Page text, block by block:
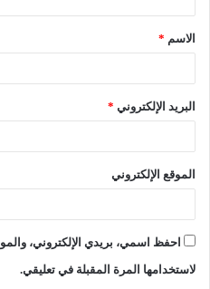
الاسم *
البريد الإلكتروني *
الموقع الإلكتروني
احفظ اسمي، بريدي الإلكتروني،
لاستخدامها المرة المقبلة في تعليقي.